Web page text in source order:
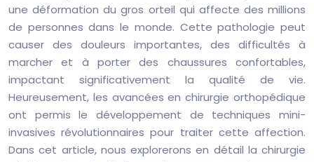
une déformation du gros orteil qui affecte des millions
de personnes dans le monde. Cette pathologie peut
causer des douleurs importantes, des difficultés à
marcher et à porter des chaussures confortables,
impactant significativement la qualité de vie.
Heureusement, les avancées en chirurgie orthopédique
ont permis le développement de techniques mini-
invasives révolutionnaires pour traiter cette affection.
Dans cet article, nous explorerons en détail la chirurgie